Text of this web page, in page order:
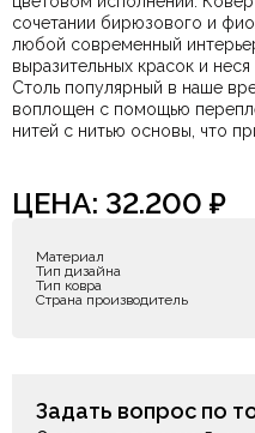
сочетании бирюзового и
любой современный
выразительных красок и
Столь популярный в наше
воплощен с помощью
нитей с нитью основы, что
78%, вискоза - 5% Наличие и дополнительную информацию вы
всегда можете уточнить у
ЦЕНА: 32.200 ₽
Материал
Тип дизайна
Тип ковра
Страна производитель
Задать вопрос по